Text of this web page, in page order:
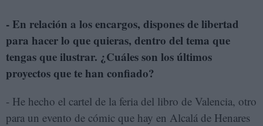
- En relación a los encargos, dispones de libertad
para hacer lo que quieras, dentro del tema que
tengas que ilustrar. ¿Cuáles son los últimos
proyectos que te han confiado?
- He hecho el cartel de la feria del libro de Valencia, otro
para un evento de cómic que hay en Alcalá de Henares